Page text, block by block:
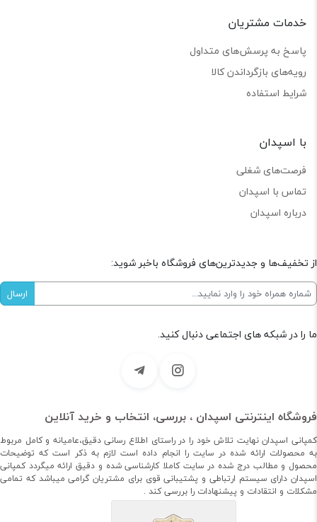
خدمات مشتریان
پاسخ به پرسش‌های متداول
رویه‌های بازگرداندن کالا
شرایط استفاده
با اسپدان
فرصت‌های شغلی
تماس با اسپدان
درباره اسپدان
از تخفیف‌ها و جدیدترین‌های فروشگاه باخبر شوید:
ما را در شبکه های اجتماعی دنبال کنید.
فروشگاه اینترنتی اسپدان ، بررسی، انتخاب و خرید آنلاین
کمپانی اسپدان نهایت تلاش خود را در راستای اطلاع رسانی دقیق،عامیانه و کامل مربوط
به محصولات ارائه شده در سایت را انجام داده است لازم به ذکر است که توضیحات
محصول و مطالب درج شده در سایت کاملا کارشناسی شده و دقیق ارائه میگردد کمپانی
اسپدان دارای سیستم ارتباطی و پشتیبانی قوی برای مشتریان گرامی میباشد که تمامی
مشکلات و انتقادات و پیشنهادات را بررسی کند .